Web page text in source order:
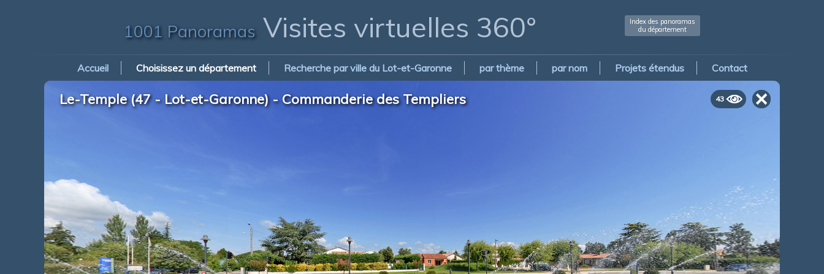
1001 PanoramasVisites virtuelles 360°
Index des panoramas
du département
Accueil Choisissez un département Recherche par ville du Lot-et-Garonne par thème par nom Projets étendus Contact
43
Le-Temple (47 - Lot-et-Garonne) - Commanderie des Templiers